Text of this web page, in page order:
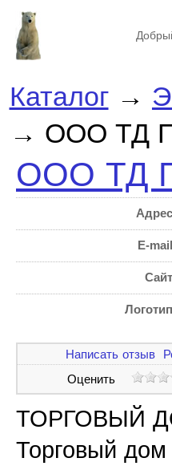
Каталог→
→ ООО ТД
ООО ТД
Адрес
E-mail
Сайт
Логотип
Написать отзыв
Оценить
ТОРГОВЫЙ
Торговый